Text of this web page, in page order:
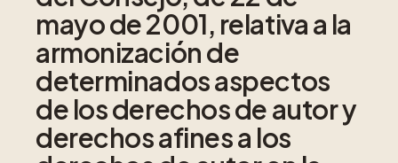
mayo de 2001, relativa a la
armonización de
determinados aspectos
de los derechos de autor y
derechos afines a los